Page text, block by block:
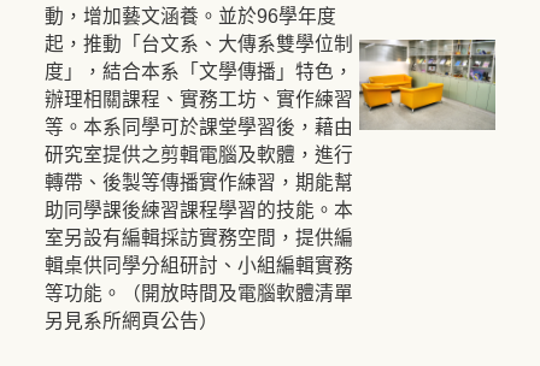
動，增加藝文涵養。並於96學年度
起，推動「台文系、大傳系雙學位制
度」，結合本系「文學傳播」特色，
辦理相關課程、實務工坊、實作練習
等。本系同學可於課堂學習後，藉由
研究室提供之剪輯電腦及軟體，進行
轉帶、後製等傳播實作練習，期能幫
助同學課後練習課程學習的技能。本
室另設有編輯採訪實務空間，提供編
輯桌供同學分組研討、小組編輯實務
等功能。（開放時間及電腦軟體清單
另見系所網頁公告）